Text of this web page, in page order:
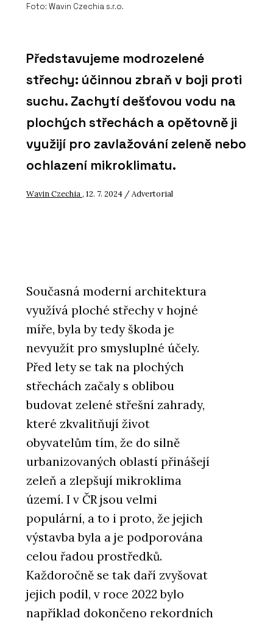
Foto: Wavin Czechia s.r.o.
Představujeme modrozelené
střechy: účinnou zbraň v boji proti
suchu. Zachytí dešťovou vodu na
plochých střechách a opětovně ji
využijí pro zavlažování zeleně nebo
ochlazení mikroklimatu.
Wavin Czechia, 12. 7. 2024 / Advertorial
Současná moderní architektura
využívá ploché střechy v hojné
míře, byla by tedy škoda je
nevyužít pro smysluplné účely.
Před lety se tak na plochých
střechách začaly s oblibou
budovat zelené střešní zahrady,
které zkvalitňují život
obyvatelům tím, že do silně
urbanizovaných oblastí přinášejí
zeleň a zlepšují mikroklima
území. I v ČR jsou velmi
populární, a to i proto, že jejich
výstavba byla a je podporována
celou řadou prostředků.
Každoročně se tak daří zvyšovat
jejich podíl, v roce 2022 bylo
například dokončeno rekordních